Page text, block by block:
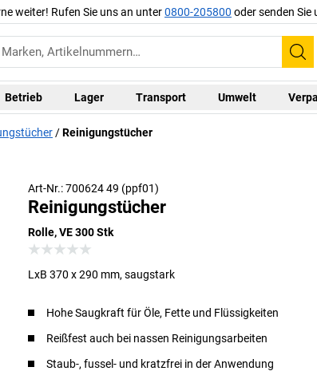
weiter! Rufen Sie uns an unter0800-205800 oder senden Sie
Betrieb Lager Transport Umwelt
Reinigungstücher
Art-Nr.: 700624 49 (ppf01)
Reinigungstücher
Rolle, VE 300 Stk
LxB 370 x 290 mm, saugstark
Hohe Saugkraft für Öle, Fette und Flüssigkeiten
Reißfest auch bei nassen Reinigungsarbeiten
Staub-, fussel- und kratzfrei in der Anwendung